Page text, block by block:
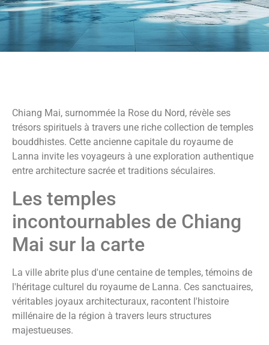
Chiang Mai, surnommée la Rose du Nord, révèle ses
trésors spirituels à travers une riche collection de temples
bouddhistes. Cette ancienne capitale du royaume de
Lanna invite les voyageurs à une exploration authentique
entre architecture sacrée et traditions séculaires.
Les temples
incontournables de Chiang
Mai sur la carte
La ville abrite plus d'une centaine de temples, témoins de
l'héritage culturel du royaume de Lanna. Ces sanctuaires,
véritables joyaux architecturaux, racontent l'histoire
millénaire de la région à travers leurs structures
majestueuses.